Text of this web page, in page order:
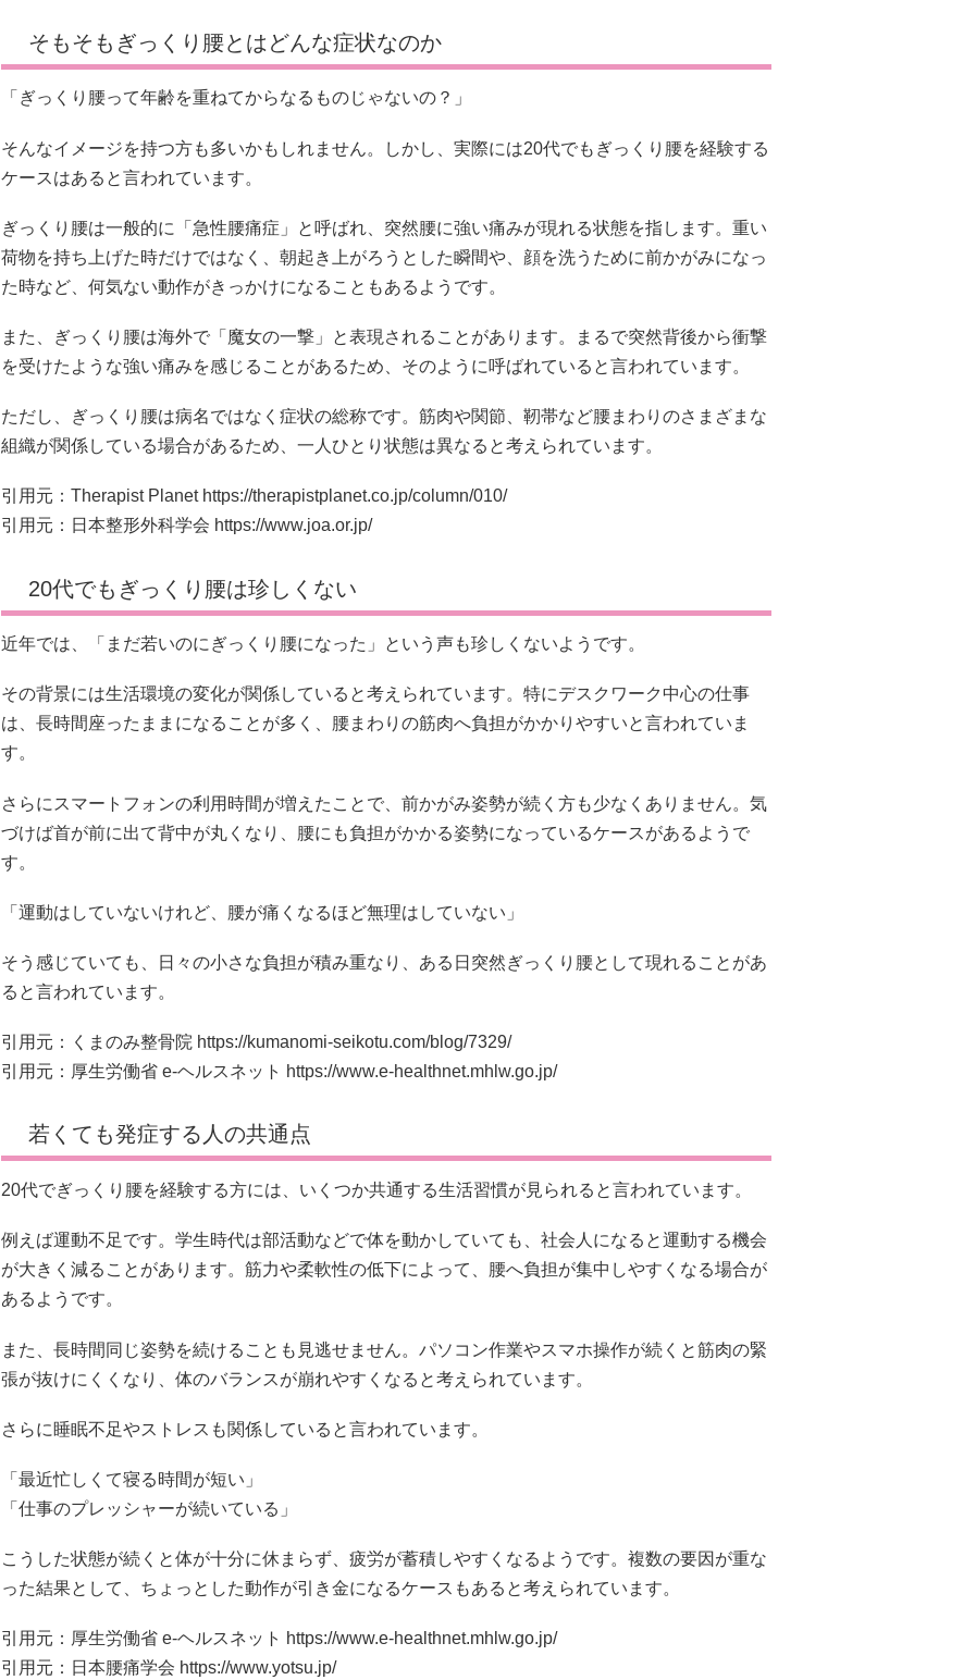
そもそもぎっくり腰とはどんな症状なのか
「ぎっくり腰って年齢を重ねてからなるものじゃないの？」
そんなイメージを持つ方も多いかもしれません。しかし、実際には20代でもぎっくり腰を経験する
ケースはあると言われています。
ぎっくり腰は一般的に「急性腰痛症」と呼ばれ、突然腰に強い痛みが現れる状態を指します。重い
荷物を持ち上げた時だけではなく、朝起き上がろうとした瞬間や、顔を洗うために前かがみになっ
た時など、何気ない動作がきっかけになることもあるようです。
また、ぎっくり腰は海外で「魔女の一撃」と表現されることがあります。まるで突然背後から衝撃
を受けたような強い痛みを感じることがあるため、そのように呼ばれていると言われています。
ただし、ぎっくり腰は病名ではなく症状の総称です。筋肉や関節、靭帯など腰まわりのさまざまな
組織が関係している場合があるため、一人ひとり状態は異なると考えられています。
引用元：Therapist Planet https://therapistplanet.co.jp/column/010/
引用元：日本整形外科学会 https://www.joa.or.jp/
20代でもぎっくり腰は珍しくない
近年では、「まだ若いのにぎっくり腰になった」という声も珍しくないようです。
その背景には生活環境の変化が関係していると考えられています。特にデスクワーク中心の仕事
は、長時間座ったままになることが多く、腰まわりの筋肉へ負担がかかりやすいと言われていま
す。
さらにスマートフォンの利用時間が増えたことで、前かがみ姿勢が続く方も少なくありません。気
づけば首が前に出て背中が丸くなり、腰にも負担がかかる姿勢になっているケースがあるようで
す。
「運動はしていないけれど、腰が痛くなるほど無理はしていない」
そう感じていても、日々の小さな負担が積み重なり、ある日突然ぎっくり腰として現れることがあ
ると言われています。
引用元：くまのみ整骨院 https://kumanomi-seikotu.com/blog/7329/
引用元：厚生労働省 e-ヘルスネット https://www.e-healthnet.mhlw.go.jp/
若くても発症する人の共通点
20代でぎっくり腰を経験する方には、いくつか共通する生活習慣が見られると言われています。
例えば運動不足です。学生時代は部活動などで体を動かしていても、社会人になると運動する機会
が大きく減ることがあります。筋力や柔軟性の低下によって、腰へ負担が集中しやすくなる場合が
あるようです。
また、長時間同じ姿勢を続けることも見逃せません。パソコン作業やスマホ操作が続くと筋肉の緊
張が抜けにくくなり、体のバランスが崩れやすくなると考えられています。
さらに睡眠不足やストレスも関係していると言われています。
「最近忙しくて寝る時間が短い」
「仕事のプレッシャーが続いている」
こうした状態が続くと体が十分に休まらず、疲労が蓄積しやすくなるようです。複数の要因が重な
った結果として、ちょっとした動作が引き金になるケースもあると考えられています。
引用元：厚生労働省 e-ヘルスネット https://www.e-healthnet.mhlw.go.jp/
引用元：日本腰痛学会 https://www.yotsu.jp/